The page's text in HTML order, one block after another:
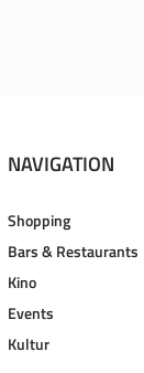
NAVIGATION
Shopping
Bars & Restaurants
Kino
Events
Kultur